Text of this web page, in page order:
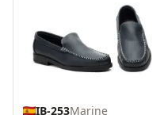
IB-253Marine